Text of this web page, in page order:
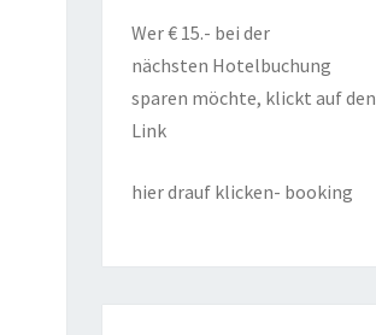
Wer € 15.- bei der
nächsten Hotelbuchung
sparen möchte, klickt auf den
Link
hier drauf klicken- booking